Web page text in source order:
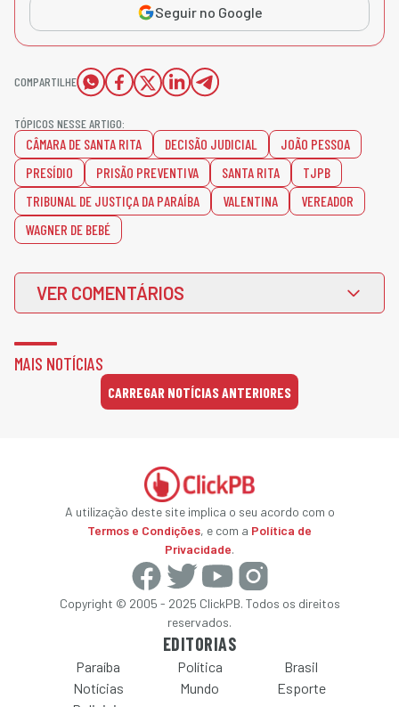
Seguir no Google
COMPARTILHE
TÓPICOS NESSE ARTIGO:
CÂMARA DE SANTA RITA DECISÃO JUDICIAL
JOÃO PESSOA
PRESÍDIO
PRISÃO PREVENTIVA SANTA RITA
TJPB
TRIBUNAL DE JUSTIÇA DA PARAÍBA
VALENTINA
VEREADOR
WAGNER DE BEBÉ
VER COMENTÁRIOS
MAIS NOTÍCIAS
CARREGAR NOTÍCIAS ANTERIORES
A utilização deste site implica o seu acordo com o
Termos e Condições, e com a Política de
Privacidade.
Copyright © 2005 - 2025 ClickPB. Todos os direitos
reservados.
EDITORIAS
Paraíba Política
Brasil
Notícias
Mundo Esporte